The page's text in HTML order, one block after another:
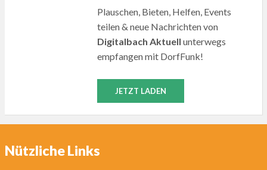
Plauschen, Bieten, Helfen, Events
teilen & neue Nachrichten von
Digitalbach Aktuell unterwegs
empfangen mit DorfFunk!
JETZT LADEN
Nützliche Links